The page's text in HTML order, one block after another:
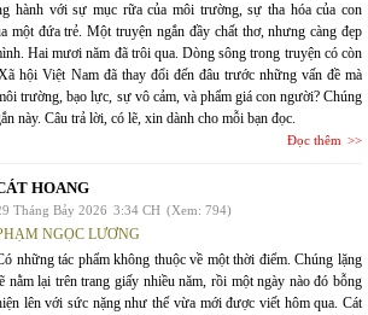
hành với sự mục rữa của môi trường, sự tha hóa của con
một đứa trẻ. Một truyện ngắn đầy chất thơ, nhưng càng đẹp
Hai mươi năm đã trôi qua. Dòng sông trong truyện có còn
hội Việt Nam đã thay đổi đến đâu trước những vấn đề mà
trường, bạo lực, sự vô cảm, và phẩm giá con người? Chúng
này. Câu trả lời, có lẽ, xin dành cho mỗi bạn đọc.
Đọc thêm
HOANG
Tháng Bảy 2026 3:34 CH (Xem: 794)
NGỌC LƯƠNG
những tác phẩm không thuộc về một thời điểm. Chúng lặng
nằm lại trên trang giấy nhiều năm, rồi một ngày nào đó bỗng
lên với sức nặng như thể vừa mới được viết hôm qua. Cát